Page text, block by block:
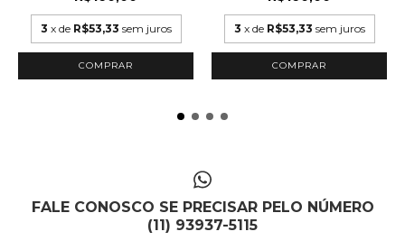
3 x de R$53,33 sem juros 3 x de R$53,33 sem juros
FALE CONOSCO SE PRECISAR PELO NÚMERO
(11) 93937-5115